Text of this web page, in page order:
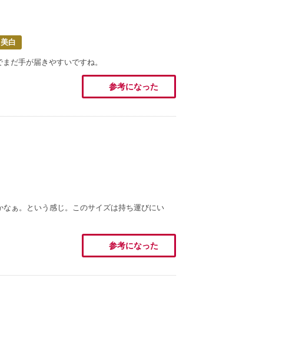
美白
だ手が届きやすいですね。
参考になった
ぁ。という感じ。このサイズは持ち運びにい
参考になった